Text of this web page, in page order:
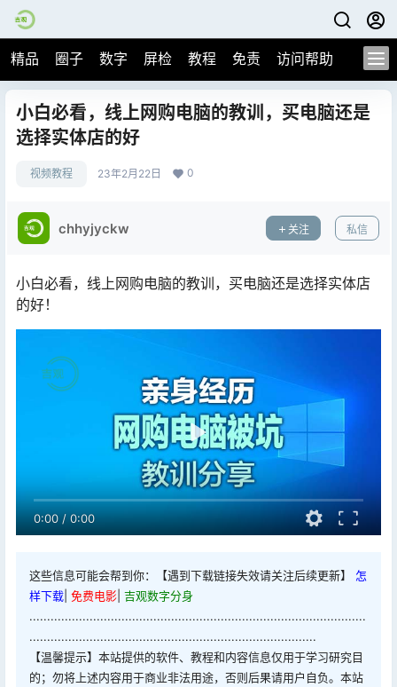
精品 圈子 数字 屏检 教程 免责 访问帮助
小白必看，线上网购电脑的教训，买电脑还是
选择实体店的好
视频教程 23年2月22日 0
chhyjyckw 关注 私信
小白必看，线上网购电脑的教训，买电脑还是选择实体店
的好！
0:00/0:00
这些信息可能会帮到你：【遇到下载链接失效请关注后续更新】 怎
样下载 免费电影 吉观数字分身
...............................................................................................
.................................................................................
【温馨提示】本站提供的软件、教程和内容信息仅用于学习研究目
的；勿将上述内容用于商业非法用途，否则后果请用户自负。本站